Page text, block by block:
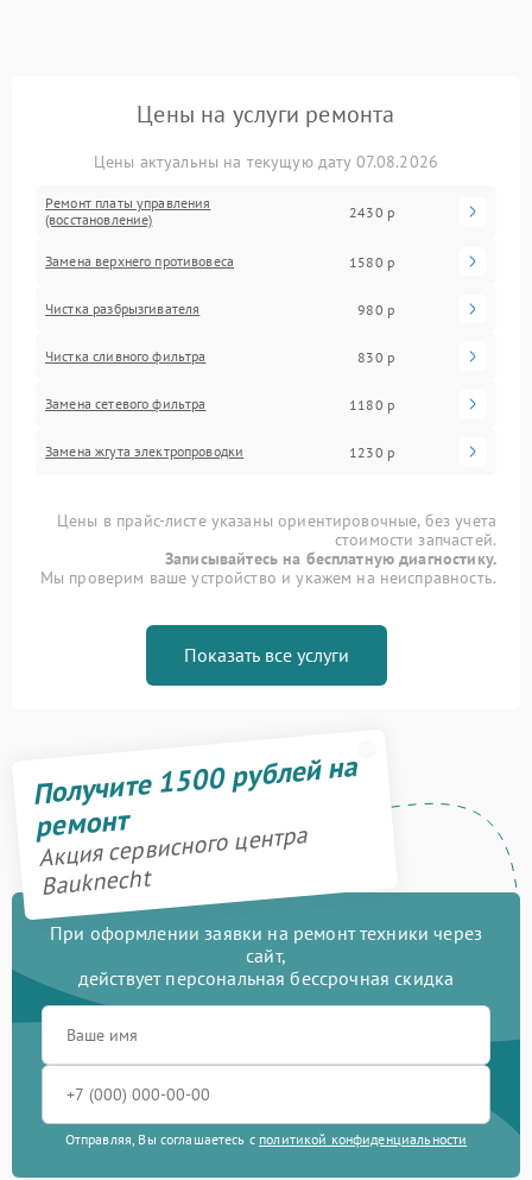
Цены на услуги ремонта
Цены актуальны на текущую дату 07.08.2026
Ремонт платы управления
(восстановление)
2430 р
Замена верхнего противовеса 1580 р
Чистка разбрызгивателя 980 р
Чистка сливного фильтра 830 р
Замена сетевого фильтра 1180 р
Замена жгута электропроводки 1230 р
Цены в прайс-листе указаны ориентировочные, без учета
стоимости запчастей.
Записывайтесь на бесплатную диагностику.
Мы проверим ваше устройство и укажем на неисправность.
Показать все услуги
Получите 1500 рублей на
ремонт
Акция сервисного центра
Bauknecht
При оформлении заявки на ремонт техники через
сайт,
действует персональная бессрочная скидка
Отправляя, Вы соглашаетесь с политикой конфиденциальности